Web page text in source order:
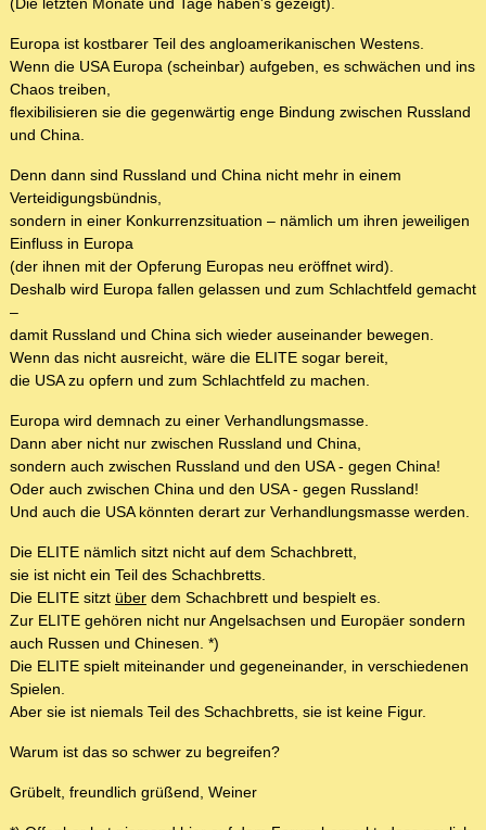
(Die letzten Monate und Tage haben's gezeigt).
Europa ist kostbarer Teil des angloamerikanischen Westens.
Wenn die USA Europa (scheinbar) aufgeben, es schwächen und ins
Chaos treiben,
flexibilisieren sie die gegenwärtig enge Bindung zwischen Russland
und China.
Denn dann sind Russland und China nicht mehr in einem
Verteidigungsbündnis,
sondern in einer Konkurrenzsituation – nämlich um ihren jeweiligen
Einfluss in Europa
(der ihnen mit der Opferung Europas neu eröffnet wird).
Deshalb wird Europa fallen gelassen und zum Schlachtfeld gemacht
–
damit Russland und China sich wieder auseinander bewegen.
Wenn das nicht ausreicht, wäre die ELITE sogar bereit,
die USA zu opfern und zum Schlachtfeld zu machen.
Europa wird demnach zu einer Verhandlungsmasse.
Dann aber nicht nur zwischen Russland und China,
sondern auch zwischen Russland und den USA - gegen China!
Oder auch zwischen China und den USA - gegen Russland!
Und auch die USA könnten derart zur Verhandlungsmasse werden.
Die ELITE nämlich sitzt nicht auf dem Schachbrett,
sie ist nicht ein Teil des Schachbretts.
Die ELITE sitzt über dem Schachbrett und bespielt es.
Zur ELITE gehören nicht nur Angelsachsen und Europäer sondern
auch Russen und Chinesen. *)
Die ELITE spielt miteinander und gegeneinander, in verschiedenen
Spielen.
Aber sie ist niemals Teil des Schachbretts, sie ist keine Figur.
Warum ist das so schwer zu begreifen?
Grübelt, freundlich grüßend, Weiner